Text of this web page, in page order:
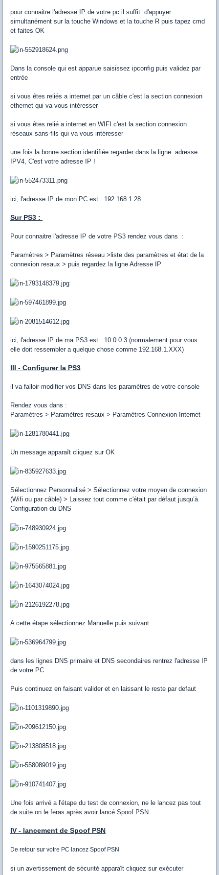
pour connaitre l'adresse IP de votre pc il suffit d'appuyer
simultanément sur la touche Windows et la touche R puis tapez cmd
et faites OK
Dans la console qui est apparue saisissez ipconfig puis validez par
entrée
si vous êtes reliés a internet par un câble c'est la section connexion
ethernet qui va vous intéresser
si vous êtes relié a internet en WIFI c'est la section connexion
réseaux sans-fils qui va vous intéresser
une fois la bonne section identifiée regarder dans la ligne adresse
IPV4, C'est votre adresse IP !
ici, l'adresse IP de mon PC est : 192.168.1.28
Sur PS3 :
Pour connaitre l'adresse IP de votre PS3 rendez vous dans :
Paramètres > Paramètres réseau >liste des paramètres et état de la
connexion resaux > puis regardez la ligne Adresse IP
ici, l'adresse IP de ma PS3 est : 10.0.0.3 (normalement pour vous
elle doit ressembler a quelque chose comme 192.168.1.XXX)
III - Configurer la PS3
il va falloir modifier vos DNS dans les paramètres de votre console
Rendez vous dans :
Paramètres > Paramètres resaux > Paramètres Connexion Internet
Un message apparaît cliquez sur OK
Sélectionnez Personnalisé > Sélectionnez votre moyen de connexion
(Wifi ou par câble) > Laissez tout comme c'était par défaut jusqu’à
Configuration du DNS
A cette étape sélectionnez Manuelle puis suivant
dans les lignes DNS primaire et DNS secondaires rentrez l'adresse IP
de votre PC
Puis continuez en faisant valider et en laissant le reste par defaut
Une fois arrivé a l'étape du test de connexion, ne le lancez pas tout
de suite on le feras après avoir lancé Spoof PSN
IV - lancement de Spoof PSN
De retour sur votre PC lancez Spoof PSN
si un avertissement de sécurité apparaît cliquez sur exécuter